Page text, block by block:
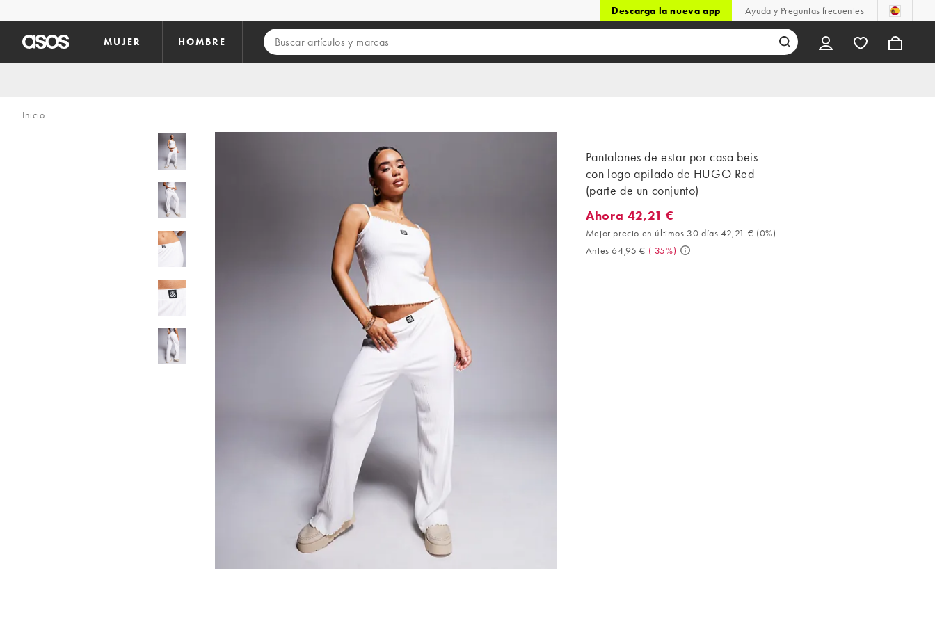
Descarga la nueva app Ayuda y Preguntas frecuentes
MUJER HOMBRE
Inicio
Pantalones de estar por casa beis
con logo apilado de HUGO Red
(parte de un conjunto)
Ahora 42,21 €. Mejor precio en últimos 30 días 42,21 € (0%). Antes
Ahora 42,21 €
Mejor precio en últimos 30 días 42,21 € (0%)
Antes 64,95 € (-35%)